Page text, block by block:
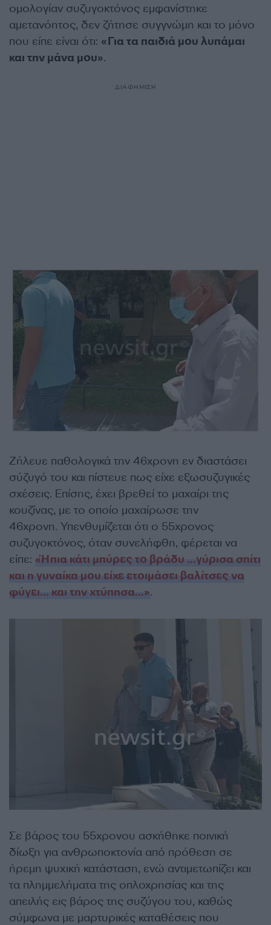
ομολογίαν συζυγοκτόνος εμφανίστηκε
αμετανόητος, δεν ζήτησε συγγνώμη και το μόνο
που είπε είναι ότι: «Για τα παιδιά μου λυπάμαι
και την μάνα μου».
ΔΙΑΦΗΜΙΣΗ
Ζήλευε παθολογικά την 46χρονη εν διαστάσει
σύζυγό του και πίστευε πως είχε εξωσυζυγικές
σχέσεις. Επίσης, έχει βρεθεί το μαχαίρι της
κουζίνας, με το οποίο μαχαίρωσε την
46χρονη. Υπενθυμίζεται ότι ο 55χρονος
συζυγοκτόνος, όταν συνελήφθη, φέρεται να
είπε: «Ήπια κάτι μπύρες το βράδυ …γύρισα σπίτι
και η γυναίκα μου είχε ετοιμάσει βαλίτσες να
φύγει… και την χτύπησα…».
Σε βάρος του 55χρονου ασκήθηκε ποινική
δίωξη για ανθρωποκτονία από πρόθεση σε
ήρεμη ψυχική κατάσταση, ενώ αντιμετωπίζει και
τα πλημμελήματα της οπλοχρησίας και της
απειλής εις βάρος της συζύγου του, καθώς
σύμφωνα με μαρτυρικές καταθέσεις που